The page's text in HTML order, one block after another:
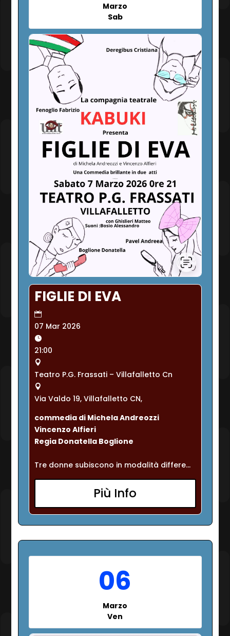
Marzo
Sab
FIGLIE DI EVA
07 Mar 2026
21:00
Teatro P.G. Frassati – Villafalletto Cn
Via Valdo 19, Villafalletto CN,
commedia di Michela Andreozzi
Vincenzo Alfieri
Regia Donatella Boglione
Tre donne subiscono in modalità differe...
Più Info
06
Marzo
Ven